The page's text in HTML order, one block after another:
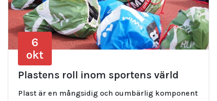
6
okt
Plastens roll inom sportens värld
Plast är en mångsidig och oumbärlig komponent